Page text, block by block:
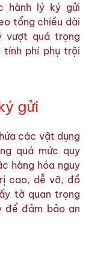
hành lý ký gửi
tổng chiều dài
vượt quá trọng
tính phí phụ trội
gửi
các vật dụng
quá mức quy
hàng hóa nguy
cao, dễ vỡ, đồ
tờ quan trọng
để đảm bảo an